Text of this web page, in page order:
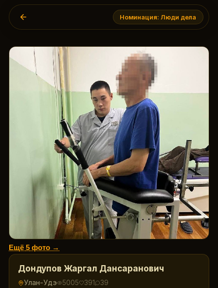
Номинация: Люди дела
Ещё 5 фото →
Дондупов Жаргал Дансаранович
Улан-Удэ 5005 391 39